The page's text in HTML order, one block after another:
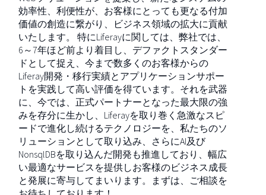
効率性、利便性が、お客様にとっても更なる付加
価値の創造に繋がり、ビジネス領域の拡大に貢献
いたします。 特にLiferayに関しては、弊社では、
6～7年ほど前より着目し、デファクトスタンダー
ドとして捉え、今まで数多くのお客様からの
Liferay開発・移行実績とアプリケーションサポー
トを実践して高い評価を得ています。それを武器
に、今では、正式パートナーとなった最大限の強
みを存分に生かし、Liferayを取り巻く急激なスピ
ードで進化し続けるテクノロジーを、私たちのソ
リューションとして取り込み、さらにAI及び
NonsqlDBを取り込んだ開発も推進しており、幅広
い最適なサービスを提供しお客様のビジネス成長
と発展に寄与してまいります。まずは、ご相談を